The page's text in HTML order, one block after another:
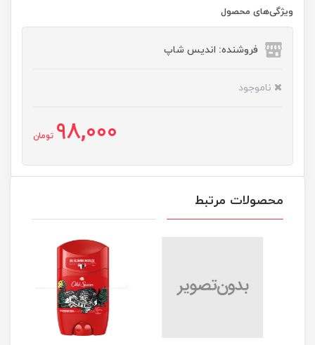
ویژگی‌های محصول
فروشنده: اندیس شاپ
ناموجود
98,000 تومان
محصولات مرتبط